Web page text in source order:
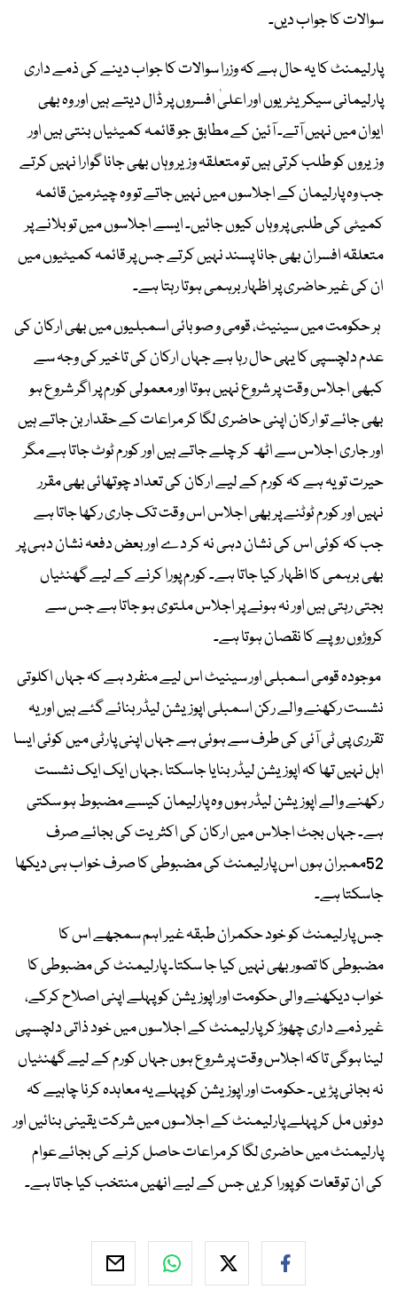
سوالات کا جواب دیں۔
پارلیمنٹ کا یہ حال ہے کہ وزرا سوالات کا جواب دینے کی ذمے داری
پارلیمانی سیکریٹریوں اور اعلیٰ افسروں پر ڈال دیتے ہیں اور وہ بھی
ایوان میں نہیں آتے۔ آئین کے مطابق جو قائمہ کمیٹیاں بنتی ہیں اور
وزیروں کو طلب کرتی ہیں تو متعلقہ وزیر وہاں بھی جانا گوارا نہیں کرتے
جب وہ پارلیمان کے اجلاسوں میں نہیں جاتے تو وہ چیئرمین قائمہ
کمیٹی کی طلبی پر وہاں کیوں جائیں۔ ایسے اجلاسوں میں تو بلانے پر
متعلقہ افسران بھی جانا پسند نہیں کرتے جس پر قائمہ کمیٹیوں میں
ان کی غیر حاضری پر اظہار برہمی ہوتا رہتا ہے۔
ہر حکومت میں سینیٹ، قومی و صوبائی اسمبلیوں میں بھی ارکان کی
عدم دلچسپی کا یہی حال رہا ہے جہاں ارکان کی تاخیر کی وجہ سے
کبھی اجلاس وقت پر شروع نہیں ہوتا اور معمولی کورم پر اگر شروع ہو
بھی جائے تو ارکان اپنی حاضری لگا کر مراعات کے حقدار بن جاتے ہیں
اور جاری اجلاس سے اٹھ کر چلے جاتے ہیں اور کورم ٹوٹ جاتا ہے مگر
حیرت تو یہ ہے کہ کورم کے لیے ارکان کی تعداد چوتھائی بھی مقرر
نہیں اور کورم ٹوٹنے پر بھی اجلاس اس وقت تک جاری رکھا جاتا ہے
جب کہ کوئی اس کی نشان دہی نہ کر دے اور بعض دفعہ نشان دہی پر
بھی برہمی کا اظہار کیا جاتا ہے۔ کورم پورا کرنے کے لیے گھنٹیاں
بجتی رہتی ہیں اور نہ ہونے پر اجلاس ملتوی ہو جاتا ہے جس سے
کروڑوں روپے کا نقصان ہوتا ہے۔
موجودہ قومی اسمبلی اور سینیٹ اس لیے منفرد ہے کہ جہاں اکلوتی
نشست رکھنے والے رکن اسمبلی اپوزیشن لیڈر بنائے گئے ہیں اور یہ
تقرری پی ٹی آئی کی طرف سے ہوئی ہے جہاں اپنی پارٹی میں کوئی ایسا
اہل نہیں تھا کہ اپوزیشن لیڈر بنایا جاسکتا ،جہاں ایک ایک نشست
رکھنے والے اپوزیشن لیڈر ہوں وہ پارلیمان کیسے مضبوط ہو سکتی
ہے۔ جہاں بجٹ اجلاس میں ارکان کی اکثریت کی بجائے صرف
52ممبران ہوں اس پارلیمنٹ کی مضبوطی کا صرف خواب ہی دیکھا
جاسکتا ہے۔
جس پارلیمنٹ کو خود حکمران طبقہ غیر اہم سمجھے اس کا
مضبوطی کا تصور بھی نہیں کیا جا سکتا۔ پارلیمنٹ کی مضبوطی کا
خواب دیکھنے والی حکومت اور اپوزیشن کو پہلے اپنی اصلاح کرکے،
غیر ذمے داری چھوڑ کر پارلیمنٹ کے اجلاسوں میں خود ذاتی دلچسپی
لینا ہوگی تاکہ اجلاس وقت پر شروع ہوں جہاں کورم کے لیے گھنٹیاں
نہ بجانی پڑیں۔ حکومت اور اپوزیشن کو پہلے یہ معاہدہ کرنا چاہیے کہ
دونوں مل کر پہلے پارلیمنٹ کے اجلاسوں میں شرکت یقینی بنائیں اور
پارلیمنٹ میں حاضری لگا کر مراعات حاصل کرنے کی بجائے عوام
کی ان توقعات کو پورا کریں جس کے لیے انھیں منتخب کیا جاتا ہے۔